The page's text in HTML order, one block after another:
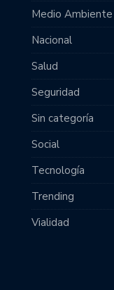
Medio Ambiente
Nacional
Salud
Seguridad
Sin categoría
Social
Tecnología
Trending
Vialidad